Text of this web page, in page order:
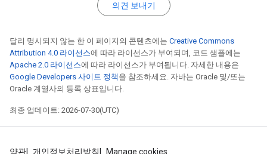
의견 보내기
달리 명시되지 않는 한 이 페이지의 콘텐츠에는 Creative Commons
Attribution 4.0 라이선스에 따라 라이선스가 부여되며, 코드 샘플에는
Apache 2.0 라이선스에 따라 라이선스가 부여됩니다. 자세한 내용은
Google Developers 사이트 정책 을 참조하세요. 자바는 Oracle 및/또는
Oracle 계열사의 등록 상표입니다.
최종 업데이트: 2026-07-30(UTC)
약관 개인정보처리방침 Manage cookies